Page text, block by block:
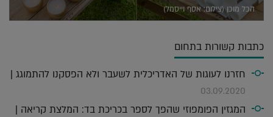
הכל מוכן (צילום: אסף וייסמל)
כתבות קשורות בתחום
חזרנו לעוגות של האדריכלית לשעבר ולא הפסקנו להתמוגג |
03.09.2020
המגזין הפומפוזי שהפך לספר בכריכת בד: המלצת קריאה |